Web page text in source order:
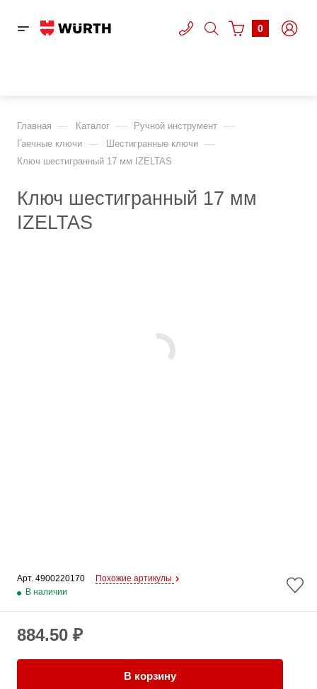
0
Главная — Каталог — Ручной инструмент —
Гаечные ключи — Шестигранные ключи —
Ключ шестигранный 17 мм IZELTAS
Ключ шестигранный 17 мм
IZELTAS
Арт. 4900220170
Похожие артикулы
В наличии
884.50 ₽
В корзину